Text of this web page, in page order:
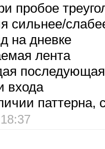
пробое
сильнее/
на дневке
лента
входа